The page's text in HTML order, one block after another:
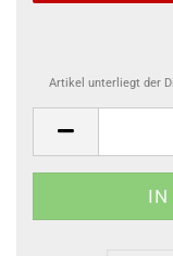
Artikel unterliegt der